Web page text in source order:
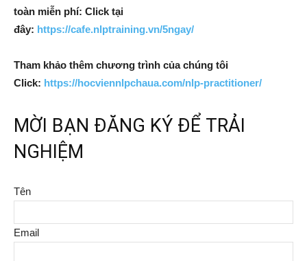
toàn miễn phí: Click tại
đây: https://cafe.nlptraining.vn/5ngay/
Tham khảo thêm chương trình của chúng tôi
Click: https://hocviennlpchaua.com/nlp-practitioner/
MỜI BẠN ĐĂNG KÝ ĐỂ TRẢI
NGHIỆM
Tên
Email